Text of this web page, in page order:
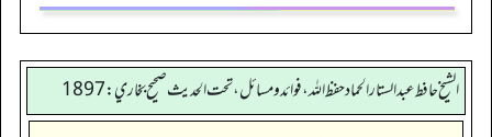
الشيخ حافط عبدالستار الحماد حفظ الله، فوائد و مسائل، تحت الحديث صحيح بخاري:1897